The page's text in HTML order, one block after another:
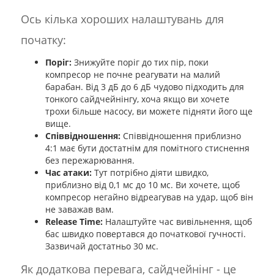
Ось кілька хороших налаштувань для
початку:
Поріг: Знижуйте поріг до тих пір, поки
компресор не почне реагувати на малий
барабан. Від 3 дБ до 6 дБ чудово підходить для
тонкого сайдчейнінгу, хоча якщо ви хочете
трохи більше насосу, ви можете підняти його ще
вище.
Співвідношення: Співвідношення приблизно
4:1 має бути достатнім для помітного стиснення
без пережарювання.
Час атаки: Тут потрібно діяти швидко,
приблизно від 0,1 мс до 10 мс. Ви хочете, щоб
компресор негайно відреагував на удар, щоб він
не заважав вам.
Release Time: Налаштуйте час вивільнення, щоб
бас швидко повертався до початкової гучності.
Зазвичай достатньо 30 мс.
Як додаткова перевага, сайдчейнінг - це